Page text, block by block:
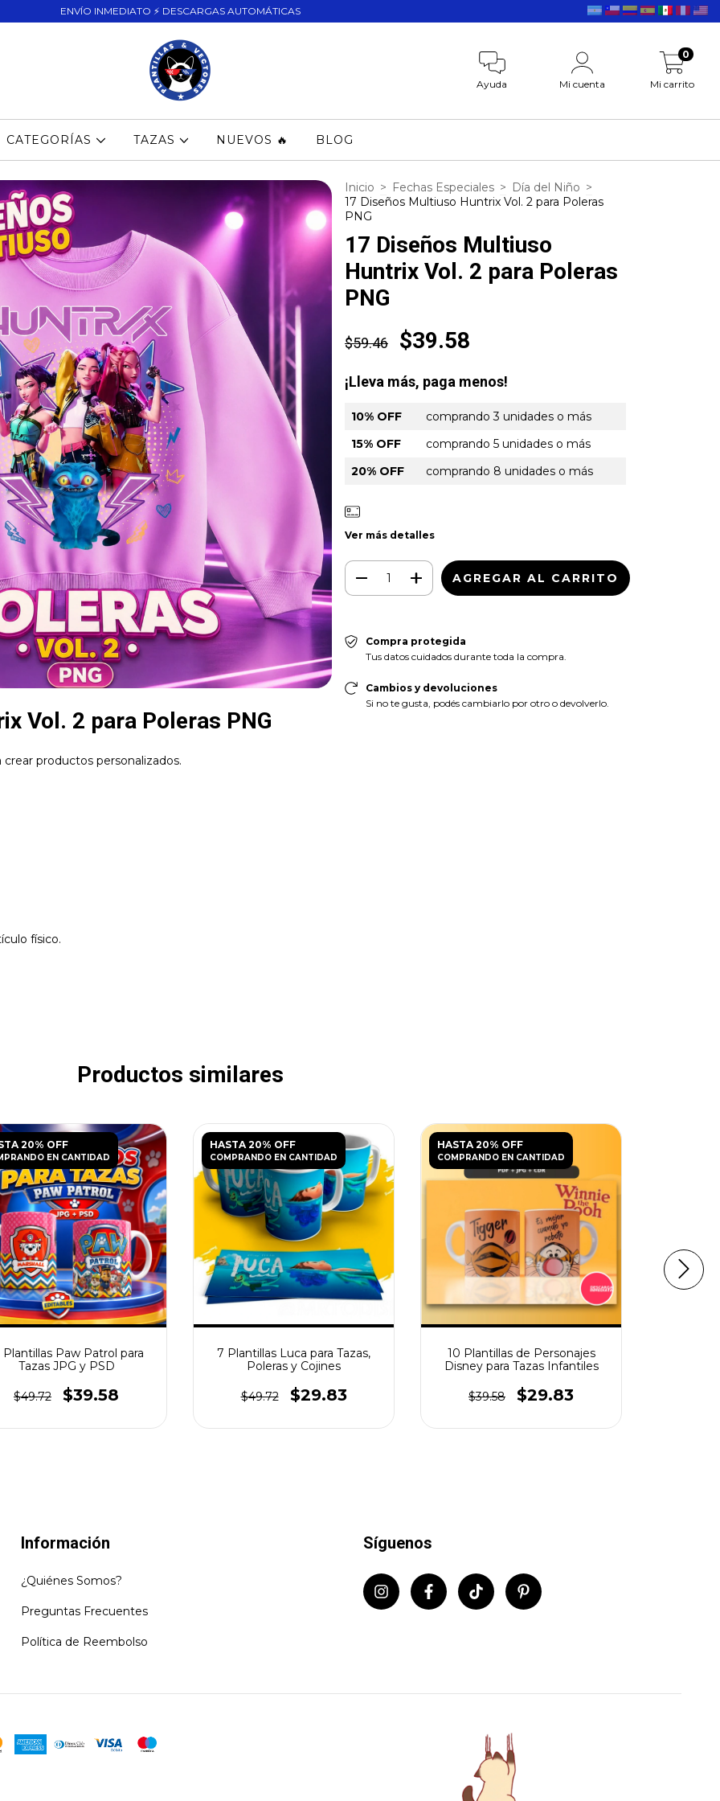
ENVÍO INMEDIATO ⚡ DESCARGAS AUTOMÁTICAS
Ayuda Mi cuenta Mi carrito
0
CATEGORÍAS TAZAS NUEVOS 🔥 BLOG
Vol. 2 para Poleras PNG
crear productos personalizados.
físico.
Inicio > Fechas Especiales > Día del Niño >
17 Diseños Multiuso Huntrix Vol. 2 para Poleras
PNG
17 Diseños Multiuso
Huntrix Vol. 2 para Poleras
PNG
$59.46 $39.58
¡Lleva más, paga menos!
10% OFF
comprando 3 unidades o más
15% OFF
comprando 5 unidades o más
20% OFF
comprando 8 unidades o más
Ver más detalles
Compra protegida
Tus datos cuidados durante toda la compra.
Cambios y devoluciones
Si no te gusta, podés cambiarlo por otro o devolverlo.
Productos similares
20% OFF
EN CANTIDAD
Plantillas Paw Patrol para
Tazas JPG y PSD
$49.72 $39.58
HASTA 20% OFF
COMPRANDO EN CANTIDAD
7 Plantillas Luca para Tazas,
Poleras y Cojines
$49.72 $29.83
HASTA 20% OFF
COMPRANDO EN CANTIDAD
10 Plantillas de Personajes
Disney para Tazas Infantiles
$39.58 $29.83
Información
¿Quiénes Somos?
Preguntas Frecuentes
Política de Reembolso
Síguenos